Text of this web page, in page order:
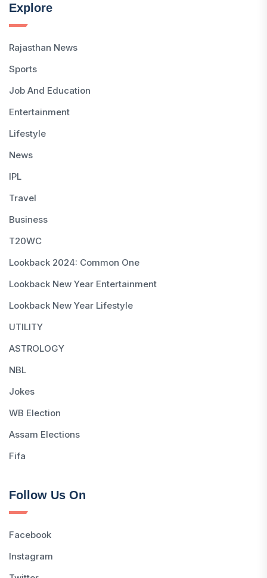
Explore
Rajasthan News
Sports
Job And Education
Entertainment
Lifestyle
News
IPL
Travel
Business
T20WC
Lookback 2024: Common One
Lookback New Year Entertainment
Lookback New Year Lifestyle
UTILITY
ASTROLOGY
NBL
Jokes
WB Election
Assam Elections
Fifa
Follow Us On
Facebook
Instagram